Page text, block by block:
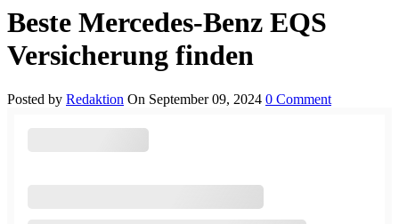
Beste Mercedes-Benz EQS
Versicherung finden
Posted by Redaktion On September 09, 2024 0 Comment